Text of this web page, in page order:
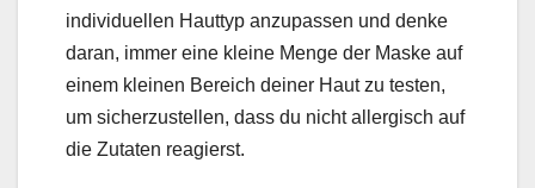
individuellen Hauttyp anzupassen und denke
daran, immer eine kleine Menge der Maske auf
einem kleinen Bereich deiner Haut zu testen,
um sicherzustellen, dass du nicht allergisch auf
die Zutaten reagierst.